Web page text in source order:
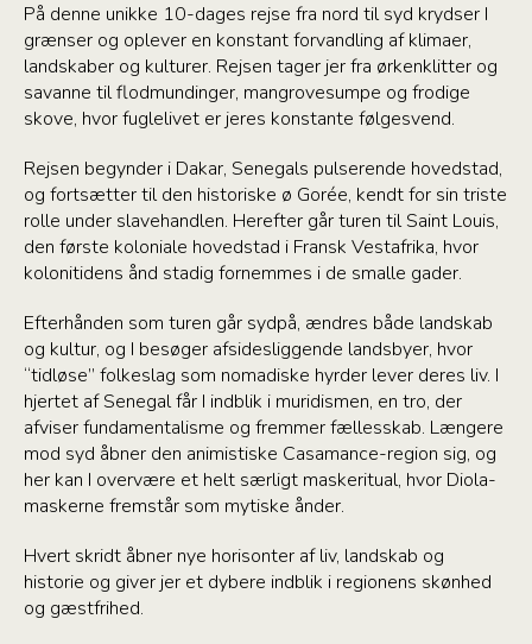
På denne unikke 10-dages rejse fra nord til syd krydser I
grænser og oplever en konstant forvandling af klimaer,
landskaber og kulturer. Rejsen tager jer fra ørkenklitter og
savanne til flodmundinger, mangrovesumpe og frodige
skove, hvor fuglelivet er jeres konstante følgesvend.
Rejsen begynder i Dakar, Senegals pulserende hovedstad,
og fortsætter til den historiske ø Gorée, kendt for sin triste
rolle under slavehandlen. Herefter går turen til Saint Louis,
den første koloniale hovedstad i Fransk Vestafrika, hvor
kolonitidens ånd stadig fornemmes i de smalle gader.
Efterhånden som turen går sydpå, ændres både landskab
og kultur, og I besøger afsidesliggende landsbyer, hvor
“tidløse” folkeslag som nomadiske hyrder lever deres liv. I
hjertet af Senegal får I indblik i muridismen, en tro, der
afviser fundamentalisme og fremmer fællesskab. Længere
mod syd åbner den animistiske Casamance-region sig, og
her kan I overvære et helt særligt maskeritual, hvor Diola-
maskerne fremstår som mytiske ånder.
Hvert skridt åbner nye horisonter af liv, landskab og
historie og giver jer et dybere indblik i regionens skønhed
og gæstfrihed.